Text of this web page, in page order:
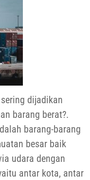
dijadikan
barang berat?.
barang-barang
besar baik
udara dengan
antar kota, antar